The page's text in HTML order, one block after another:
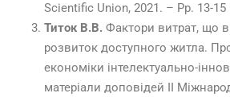
Scientific Union, 2021. – Рр. 13-15
Титок В.В. Фактори витрат, що
розвиток доступного житла.
економіки інтелектуально-
матеріали доповідей ІІ